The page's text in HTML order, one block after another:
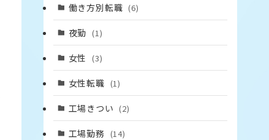
働き方別転職 (6)
夜勤 (1)
女性 (3)
女性転職 (1)
工場きつい (2)
工場勤務 (14)